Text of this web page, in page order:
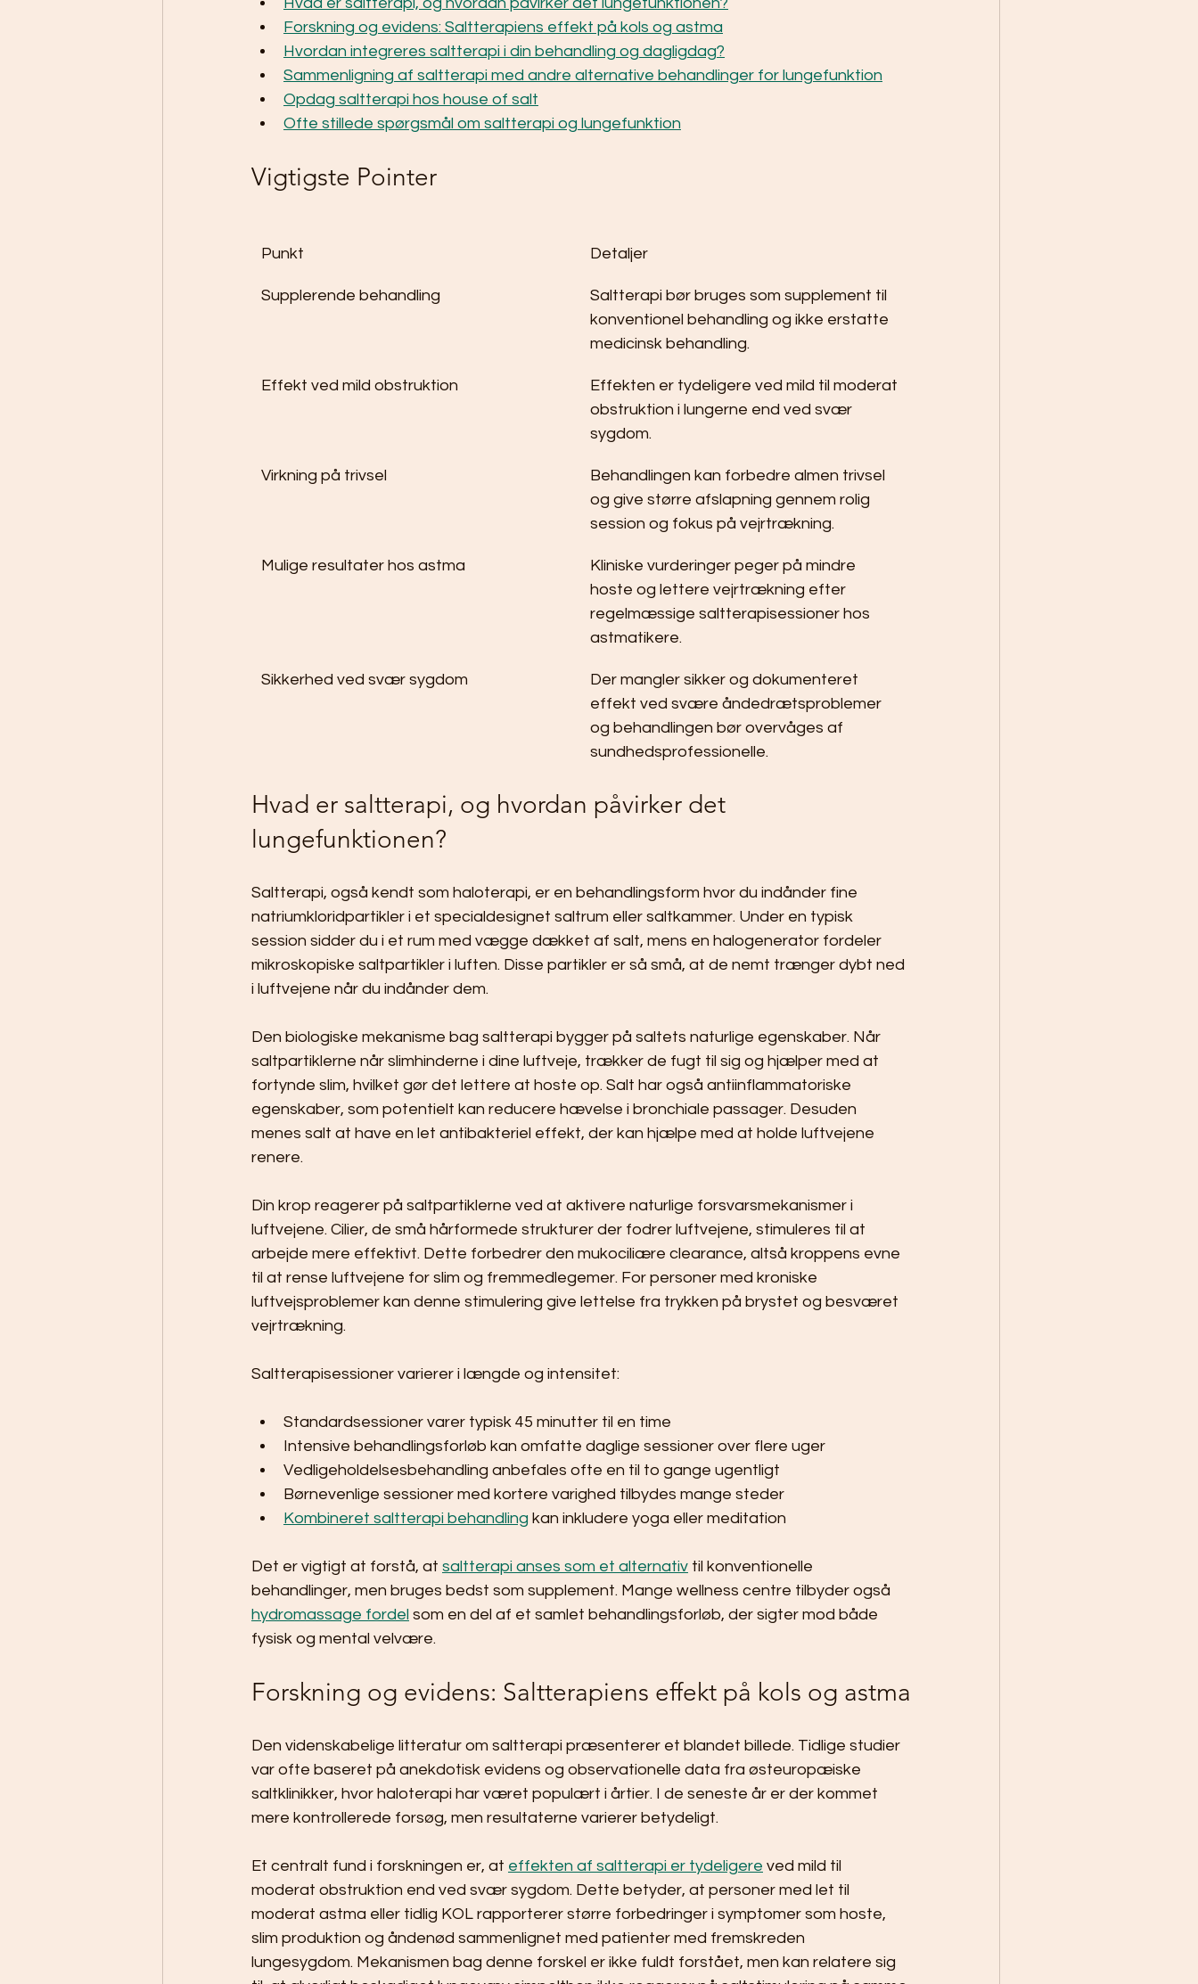
Forskning og evidens: Saltterapiens effekt på kols og astma
Hvordan integreres saltterapi i din behandling og dagligdag?
Sammenligning af saltterapi med andre alternative behandlinger for lungefunktion
Opdag saltterapi hos house of salt
Ofte stillede spørgsmål om saltterapi og lungefunktion
Vigtigste Pointer
Punkt Detaljer
Supplerende behandling
Saltterapi bør bruges som supplement til
konventionel behandling og ikke erstatte
medicinsk behandling.
Effekt ved mild obstruktion
Effekten er tydeligere ved mild til moderat
obstruktion i lungerne end ved svær
sygdom.
Virkning på trivsel
Behandlingen kan forbedre almen trivsel
og give større afslapning gennem rolig
session og fokus på vejrtrækning.
Mulige resultater hos astma
Kliniske vurderinger peger på mindre
hoste og lettere vejrtrækning efter
regelmæssige saltterapisessioner hos
astmatikere.
Sikkerhed ved svær sygdom
Der mangler sikker og dokumenteret
effekt ved svære åndedrætsproblemer
og behandlingen bør overvåges af
sundhedsprofessionelle.
Hvad er saltterapi, og hvordan påvirker det
lungefunktionen?
Saltterapi, også kendt som haloterapi, er en behandlingsform hvor du indånder fine
natriumkloridpartikler i et specialdesignet saltrum eller saltkammer. Under en typisk
session sidder du i et rum med vægge dækket af salt, mens en halogenerator fordeler
mikroskopiske saltpartikler i luften. Disse partikler er så små, at de nemt trænger dybt ned
i luftvejene når du indånder dem.
Den biologiske mekanisme bag saltterapi bygger på saltets naturlige egenskaber. Når
saltpartiklerne når slimhinderne i dine luftveje, trækker de fugt til sig og hjælper med at
fortynde slim, hvilket gør det lettere at hoste op. Salt har også antiinflammatoriske
egenskaber, som potentielt kan reducere hævelse i bronchiale passager. Desuden
menes salt at have en let antibakteriel effekt, der kan hjælpe med at holde luftvejene
renere.
Din krop reagerer på saltpartiklerne ved at aktivere naturlige forsvarsmekanismer i
luftvejene. Cilier, de små hårformede strukturer der fodrer luftvejene, stimuleres til at
arbejde mere effektivt. Dette forbedrer den mukociliære clearance, altså kroppens evne
til at rense luftvejene for slim og fremmedlegemer. For personer med kroniske
luftvejsproblemer kan denne stimulering give lettelse fra trykken på brystet og besværet
vejrtrækning.
Saltterapisessioner varierer i længde og intensitet:
Standardsessioner varer typisk 45 minutter til en time
Intensive behandlingsforløb kan omfatte daglige sessioner over flere uger
Vedligeholdelsesbehandling anbefales ofte en til to gange ugentligt
Børnevenlige sessioner med kortere varighed tilbydes mange steder
Kombineret saltterapi behandling kan inkludere yoga eller meditation
Det er vigtigt at forstå, at saltterapi anses som et alternativ til konventionelle
behandlinger, men bruges bedst som supplement. Mange wellness centre tilbyder også
hydromassage fordel som en del af et samlet behandlingsforløb, der sigter mod både
fysisk og mental velvære.
Forskning og evidens: Saltterapiens effekt på kols og astma
Den videnskabelige litteratur om saltterapi præsenterer et blandet billede. Tidlige studier
var ofte baseret på anekdotisk evidens og observationelle data fra østeuropæiske
saltklinikker, hvor haloterapi har været populært i årtier. I de seneste år er der kommet
mere kontrollerede forsøg, men resultaterne varierer betydeligt.
Et centralt fund i forskningen er, at effekten af saltterapi er tydeligere ved mild til
moderat obstruktion end ved svær sygdom. Dette betyder, at personer med let til
moderat astma eller tidlig KOL rapporterer større forbedringer i symptomer som hoste,
slim produktion og åndenød sammenlignet med patienter med fremskreden
lungesygdom. Mekanismen bag denne forskel er ikke fuldt forstået, men kan relatere sig